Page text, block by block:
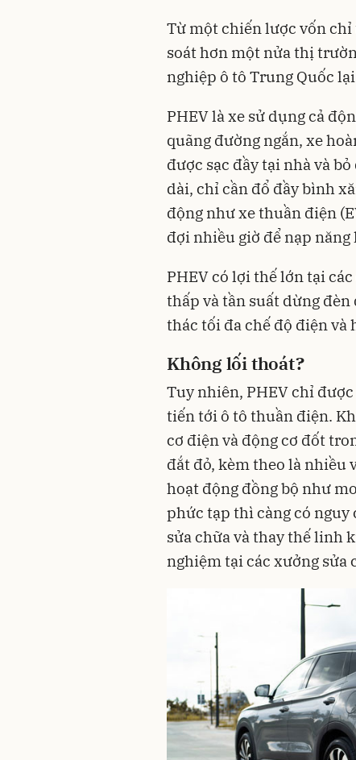
Từ một chiến lược vốn
soát hơn một nửa thị
nghiệp ô tô Trung Quốc
PHEV là xe sử dụng cả
quãng đường ngắn, xe
được sạc đầy tại nhà và
dài, chỉ cần đổ đầy bình
động như xe thuần điện
đợi nhiều giờ để nạp năng
PHEV có lợi thế lớn tại
thấp và tần suất dừng đèn
thác tối đa chế độ điện và
Không lối thoát?
Tuy nhiên, PHEV chỉ
tiến tới ô tô thuần điện.
cơ điện và động cơ đốt
đắt đỏ, kèm theo là nhiều
hoạt động đồng bộ như
phức tạp thì càng có
sửa chữa và thay thế linh
nghiệm tại các xưởng sửa